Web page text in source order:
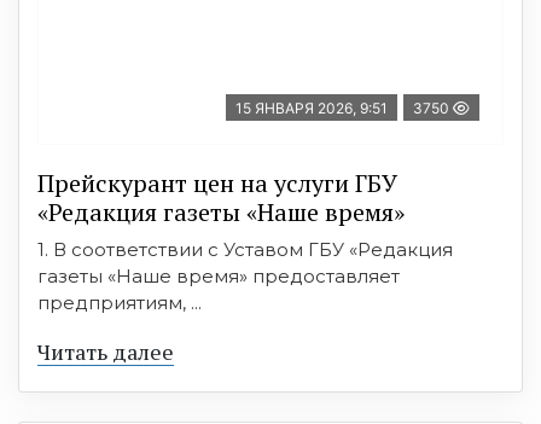
15 ЯНВАРЯ 2026, 9:51 3750
Прейскурант цен на услуги ГБУ
«Редакция газеты «Наше время»
1. В соответствии с Уставом ГБУ «Редакция
газеты «Наше время» предоставляет
предприятиям, ...
Читать далее